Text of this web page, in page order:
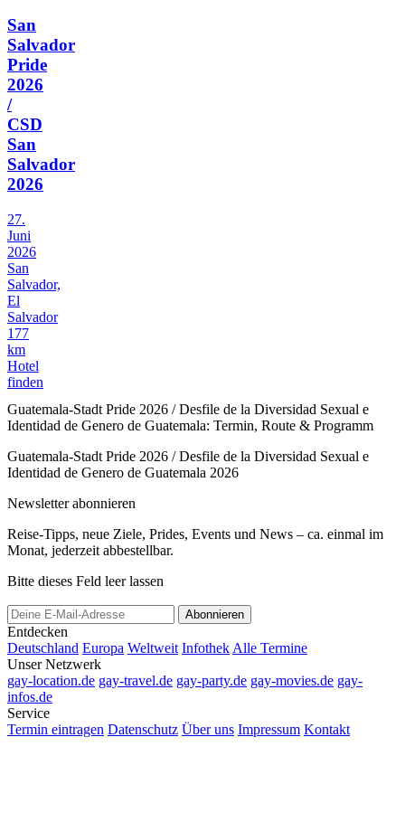
San
Salvador
Pride
2026
/
CSD
San
Salvador
2026
27.
Juni
2026
San
Salvador,
El
Salvador
177
km
Hotel
finden
Guatemala-Stadt Pride 2026 / Desfile de la Diversidad Sexual e
Identidad de Genero de Guatemala: Termin, Route & Programm
Guatemala-Stadt Pride 2026 / Desfile de la Diversidad Sexual e
Identidad de Genero de Guatemala 2026
Newsletter abonnieren
Reise-Tipps, neue Ziele, Prides, Events und News – ca. einmal im
Monat, jederzeit abbestellbar.
Bitte dieses Feld leer lassen
Abonnieren
Entdecken
Deutschland Europa Weltweit Infothek Alle Termine
Unser Netzwerk
gay-location.de gay-travel.de gay-party.de gay-movies.de gay-
infos.de
Service
Termin eintragen Datenschutz Über uns Impressum Kontakt